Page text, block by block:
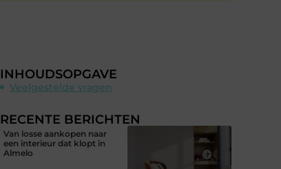
INHOUDSOPGAVE
Veelgestelde vragen
RECENTE BERICHTEN
Van losse aankopen naar
een interieur dat klopt in
Almelo